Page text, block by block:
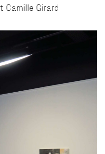
Camille Girard